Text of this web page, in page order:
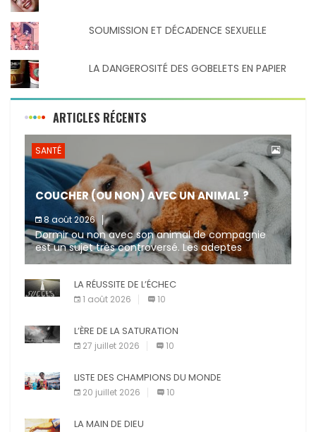
SOUMISSION ET DÉCADENCE SEXUELLE
LA DANGEROSITÉ DES GOBELETS EN PAPIER
ARTICLES RÉCENTS
SANTÉ
COUCHER (OU NON) AVEC UN ANIMAL ?
8 août 2026
Dormir ou non avec son animal de compagnie
est un sujet très controversé. Les adeptes
affirment que la présence de leur compagnon à
LA RÉUSSITE DE L’ÉCHEC
1 août 2026 10
L’ÈRE DE LA SATURATION
27 juillet 2026 10
LISTE DES CHAMPIONS DU MONDE
20 juillet 2026 10
LA MAIN DE DIEU